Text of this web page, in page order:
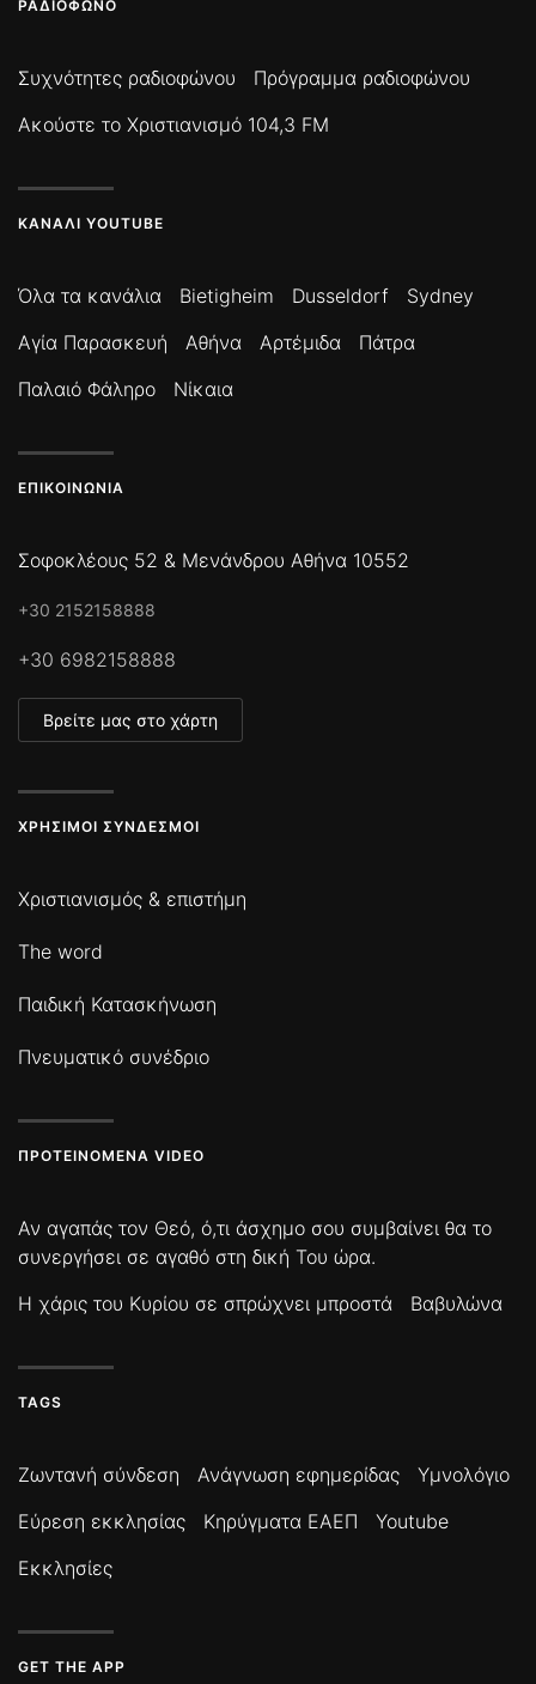
ΡΑΔΙΌΦΩΝΟ
Συχνότητες ραδιοφώνου
Πρόγραμμα ραδιοφώνου
Ακούστε το Χριστιανισμό 104,3 FM
ΚΑΝΆΛΙ YOUTUBE
Όλα τα κανάλια Bietigheim Dusseldorf
Sydney
Αγία Παρασκευή
Αθήνα Αρτέμιδα
Πάτρα
Παλαιό Φάληρο
Νίκαια
ΕΠΙΚΟΙΝΩΝΊΑ
Σοφοκλέους 52 & Μενάνδρου Αθήνα 10552
+30 2152158888
+30 6982158888
Βρείτε μας στο χάρτη
ΧΡΉΣΙΜΟΙ ΣΎΝΔΕΣΜΟΙ
Χριστιανισμός & επιστήμη
The word
Παιδική Κατασκήνωση
Πνευματικό συνέδριο
ΠΡΟΤΕΙΝΌΜΕΝΑ VIDEO
Αν αγαπάς τον Θεό, ό,τι άσχημο σου συμβαίνει θα το
συνεργήσει σε αγαθό στη δική Του ώρα.
Η χάρις του Κυρίου σε σπρώχνει μπροστά
Βαβυλώνα
TAGS
Ζωντανή σύνδεση Ανάγνωση εφημερίδας
Υμνολόγιο
Εύρεση εκκλησίας
Κηρύγματα ΕΑΕΠ
Youtube
Εκκλησίες
GET THE APP